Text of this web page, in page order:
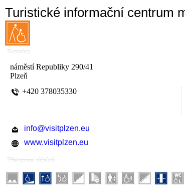
Turistické informační centrum
Kontakty
náměstí Republiky 290/41
Plzeň
+420 378035330
info@visitplzen.eu
www.visitplzen.eu
Přístupnost objektů